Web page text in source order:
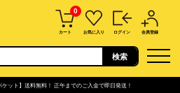
0
カート お気に入り ログイン 会員登録
ット】送料無料！ 正午までのご入金で即日発送！